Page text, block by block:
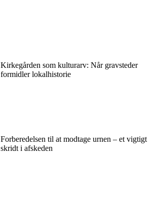
Kirkegården som kulturarv: Når gravsteder
formidler lokalhistorie
Forberedelsen til at modtage urnen – et vigtigt
skridt i afskeden